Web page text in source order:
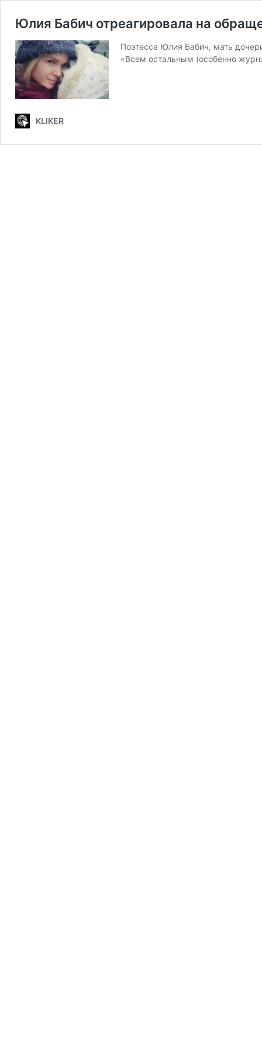
Юлия Бабич отреагировала на
Поэтесса Юлия Бабич, мать
«Всем остальным (особенно
KLIKER